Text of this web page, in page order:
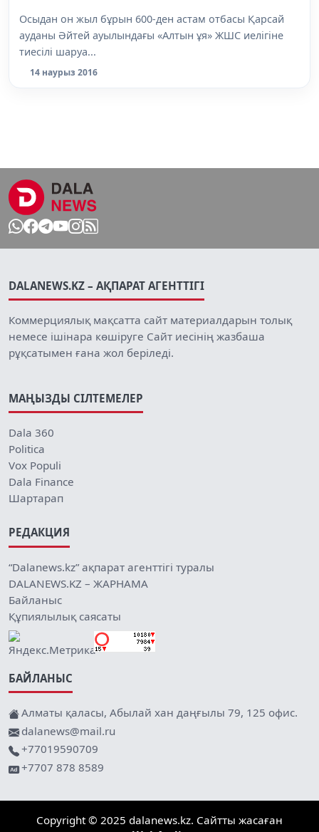
Осыдан он жыл бұрын 600-ден астам отбасы Қарсай
ауданы Әйтей ауылындағы «Алтын ұя» ЖШС иелігіне
тиесілі шаруа...
14 наурыз 2016
DALANEWS.KZ – АҚПАРАТ АГЕНТТІГІ
Коммерциялық мақсатта сайт материалдарын толық
немесе ішінара көшіруге Сайт иесінің жазбаша
рұқсатымен ғана жол беріледі.
МАҢЫЗДЫ СІЛТЕМЕЛЕР
Dala 360
Politica
Vox Populi
Dala Finance
Шартарап
РЕДАКЦИЯ
“Dalanews.kz” ақпарат агенттігі туралы
DALANEWS.KZ – ЖАРНАМА
Байланыс
Құпиялылық саясаты
БАЙЛАНЫС
Алматы қаласы, Абылай хан даңғылы 79, 125 офис.
dalanews@mail.ru
+77019590709
+7707 878 8589
Copyright © 2025 dalanews.kz. Сайтты жасаған